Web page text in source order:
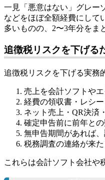
一見「悪意はない」グレー
などをほぼ全額経費にして
多いものの、2〜3年分をま
追徴税リスクを下げる
追徴税リスクを下げる実務
売上を会計ソフトや
経費の領収書・レシ
ネット売上・QR決済
確定申告前に前年と
無申告期間があれば
税務調査の連絡が来
これらは会計ソフト会社や